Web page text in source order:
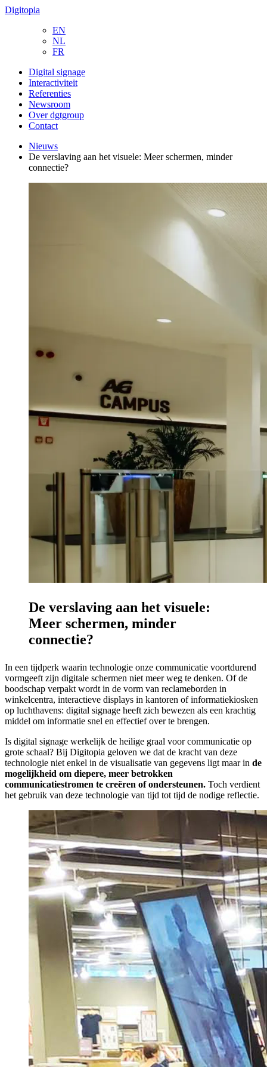
Digitopia
EN
NL
FR
Digital signage
Interactiviteit
Referenties
Newsroom
Over dgtgroup
Contact
Nieuws
De verslaving aan het visuele: Meer schermen, minder
connectie?
De verslaving aan het visuele:
Meer schermen, minder
connectie?
In een tijdperk waarin technologie onze communicatie voortdurend
vormgeeft zijn digitale schermen niet meer weg te denken. Of de
boodschap verpakt wordt in de vorm van reclameborden in
winkelcentra, interactieve displays in kantoren of informatiekiosken
op luchthavens: digital signage heeft zich bewezen als een krachtig
middel om informatie snel en effectief over te brengen.
Is digital signage werkelijk de heilige graal voor communicatie op
grote schaal? Bij Digitopia geloven we dat de kracht van deze
technologie niet enkel in de visualisatie van gegevens ligt maar in de
mogelijkheid om diepere, meer betrokken
communicatiestromen te creëren of ondersteunen. Toch verdient
het gebruik van deze technologie van tijd tot tijd de nodige reflectie.